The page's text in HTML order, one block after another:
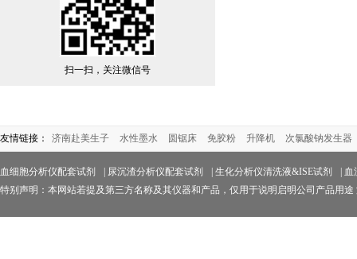
扫一扫，关注微信号
友情链接： 济南赴美生子 水性墨水 圆锯床 免胶粉 升降机 次氯酸钠发生器
血细胞分析仪配套试剂 尿沉渣分析仪配套试剂 生化分析仪清洗液&ISE试剂
血
特别声明：本网站若提及第三方名称及其仪器和产品，仅用于说明启明公司产品用途